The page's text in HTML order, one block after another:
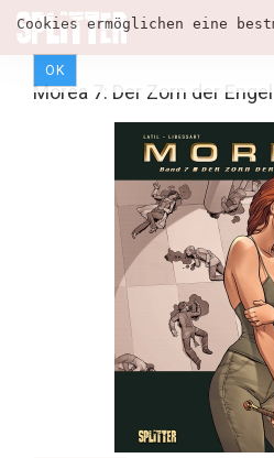
Cookies ermöglichen eine
OK
Morea 7: Der Zorn der Engel